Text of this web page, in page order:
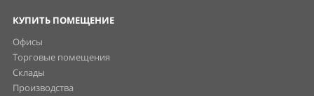
КУПИТЬ ПОМЕЩЕНИЕ
Офисы
Торговые помещения
Склады
Производства